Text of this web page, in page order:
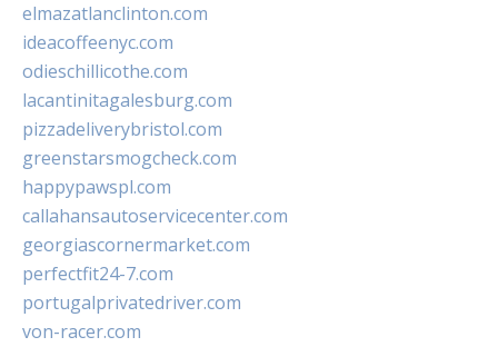
elmazatlanclinton.com
ideacoffeenyc.com
odieschillicothe.com
lacantinitagalesburg.com
pizzadeliverybristol.com
greenstarsmogcheck.com
happypawspl.com
callahansautoservicecenter.com
georgiascornermarket.com
perfectfit24-7.com
portugalprivatedriver.com
von-racer.com